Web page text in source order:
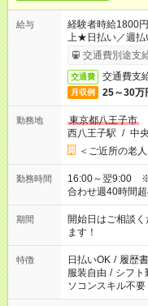
給与
経験者時給1800
上★日払い／週払
は手続き完了次
交通費別途支
交通費 交通費支
月収例 25～30万
勤務地
東京都八王子市
西八王子駅 / 中
＜ご近所の老
勤務時間
16:00～翌9:00 ※残業なし！ ※Wワー
合わせ週40時間
週20時間以上勤
派遣法（日雇い
業はご案内が難し
期間
開始日はご相談
ます！
特徴 日払いOK / 履歴
服装自由 / シフト
ソコンスキル不要